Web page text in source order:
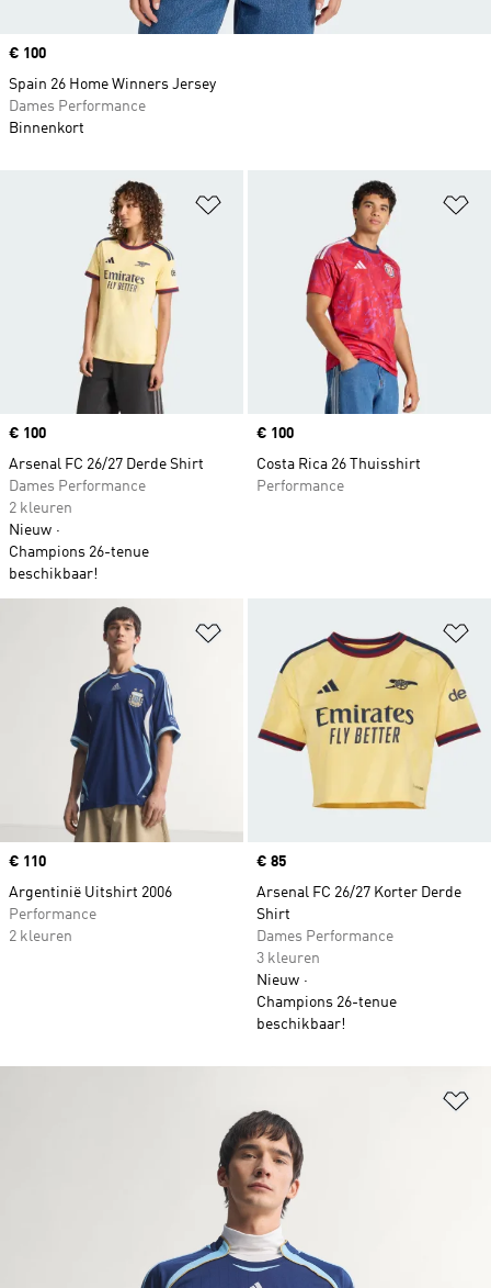
Op verlanglijst zetten
Price
€ 100
Arsenal FC 26/27 Derde Shirt
Dames Performance
2 kleuren
Nieuw
Champions 26-tenue
beschikbaar!
Price
€ 100
Costa Rica 26 Thuisshirt
Performance
Op verlanglijst zetten
Price
€ 110
Argentinië Uitshirt 2006
Performance
2 kleuren
Price
€ 85
Arsenal FC 26/27 Korter Derde
Shirt
Dames Performance
3 kleuren
Nieuw
Champions 26-tenue
beschikbaar!
Price
€ 100
Spain 26 Home Winners Jersey
Dames Performance
Binnenkort